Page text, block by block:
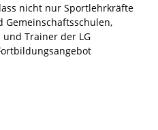
nicht nur Sportlehrkräfte
Gemeinschaftsschulen,
Trainer der LG